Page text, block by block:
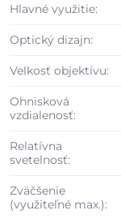
Hlavné využitie:
Optický dizajn:
Velkosť objektívu:
Ohnisková
vzdialenosť:
Relatívna
svetelnosť:
Zväčšenie
(využiteľné max.):